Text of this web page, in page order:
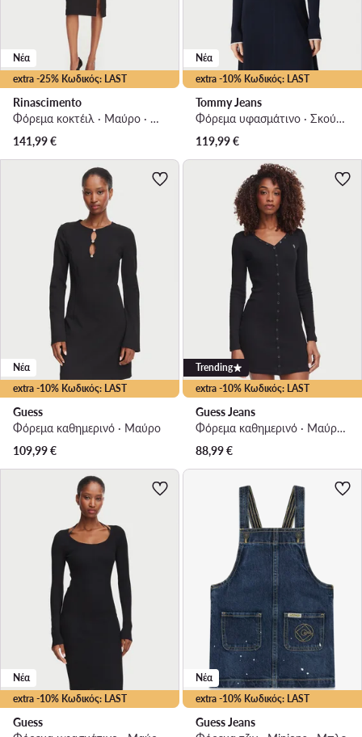
extra -25% Κωδικός: LAST
Νέα
Rinascimento
Φόρεμα κοκτέιλ · Μαύρο · Midi
141,99€
extra -10% Κωδικός: LAST
Νέα
Tommy Jeans
Φόρεμα υφασμάτινο · Σκούρο μπλε · Mini
119,99€
extra -10% Κωδικός: LAST
Νέα
Guess
Φόρεμα καθημερινό · Μαύρο
109,99€
extra -10% Κωδικός: LAST
Trending
Guess Jeans
Φόρεμα καθημερινό · Μαύρο · Mini
88,99€
extra -10% Κωδικός: LAST
Νέα
Guess
extra -10% Κωδικός: LAST
Νέα
Guess Jeans